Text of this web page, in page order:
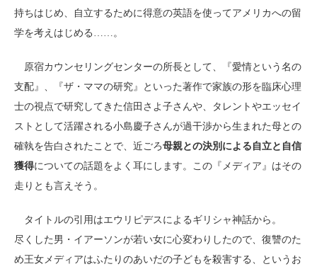
持ちはじめ、自立するために得意の英語を使ってアメリカへの留
学を考えはじめる……。
原宿カウンセリングセンターの所長として、『愛情という名の
支配』、『ザ・ママの研究』といった著作で家族の形を臨床心理
士の視点で研究してきた信田さよ子さんや、タレントやエッセイ
ストとして活躍される小島慶子さんが過干渉から生まれた母との
確執を告白されたことで、近ごろ母親との決別による自立と自信
獲得についての話題をよく耳にします。この『メディア』はその
走りとも言えそう。
タイトルの引用はエウリピデスによるギリシャ神話から。
尽くした男・イアーソンが若い女に心変わりしたので、復讐のた
め王女メディアはふたりのあいだの子どもを殺害する、というお